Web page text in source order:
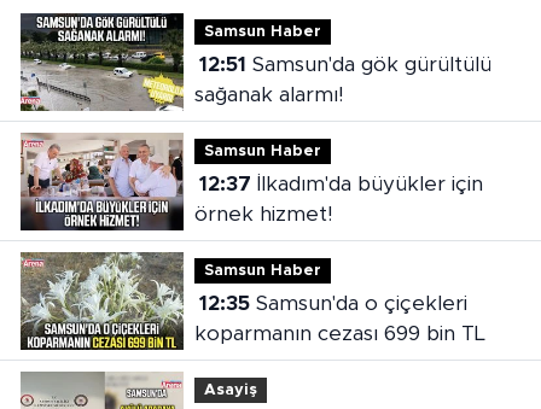
Samsun Haber
12:51
sağanak alarmı!
Samsun Haber
12:37
örnek hizmet!
Samsun Haber
12:35Samsun'da o çiçekleri
koparmanın cezası 699 bin TL
Asayiş